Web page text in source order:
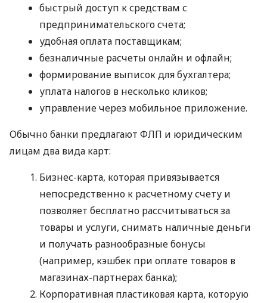
быстрый доступ к средствам с
предпринимательского счета;
удобная оплата поставщикам;
безналичные расчеты онлайн и офлайн;
формирование выписок для бухгалтера;
уплата налогов в несколько кликов;
управление через мобильное приложение.
Обычно банки предлагают ФЛП и юридическим
лицам два вида карт:
Бизнес-карта, которая привязывается
непосредственно к расчетному счету и
позволяет бесплатно рассчитываться за
товары и услуги, снимать наличные деньги
и получать разнообразные бонусы
(например, кэшбек при оплате товаров в
магазинах-партнерах банка);
Корпоративная пластиковая карта, которую